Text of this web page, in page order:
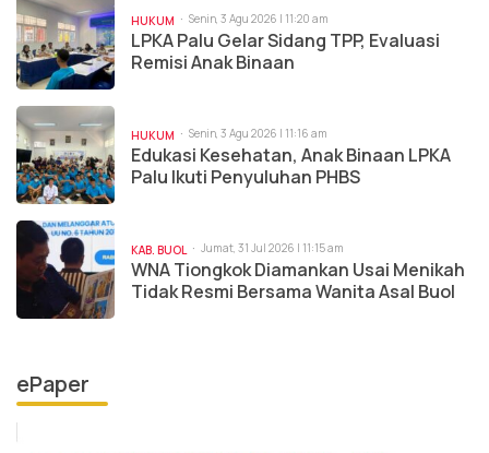
HUKUM Senin, 3 Agu 2026 | 11:20 am
LPKA Palu Gelar Sidang TPP, Evaluasi
Remisi Anak Binaan
HUKUM Senin, 3 Agu 2026 | 11:16 am
Edukasi Kesehatan, Anak Binaan LPKA
Palu Ikuti Penyuluhan PHBS
KAB. BUOL Jumat, 31 Jul 2026 | 11:15 am
WNA Tiongkok Diamankan Usai Menikah
Tidak Resmi Bersama Wanita Asal Buol
ePaper